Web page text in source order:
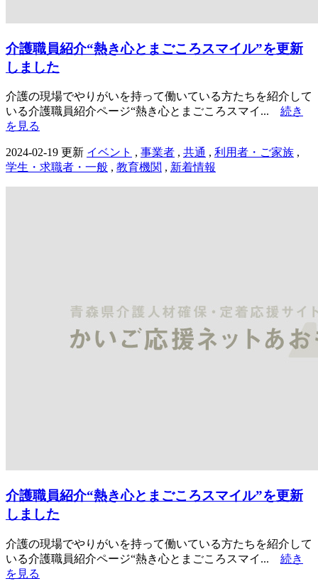
介護職員紹介“熱き心とまごころスマイル”を更新
しました
介護の現場でやりがいを持って働いている方たちを紹介して
いる介護職員紹介ページ“熱き心とまごころスマイ... 続き
を見る
2024-02-19 更新 イベント , 事業者 , 共通 , 利用者・ご家族 ,
学生・求職者・一般 , 教育機関 , 新着情報
介護職員紹介“熱き心とまごころスマイル”を更新
しました
介護の現場でやりがいを持って働いている方たちを紹介して
いる介護職員紹介ページ“熱き心とまごころスマイ... 続き
を見る